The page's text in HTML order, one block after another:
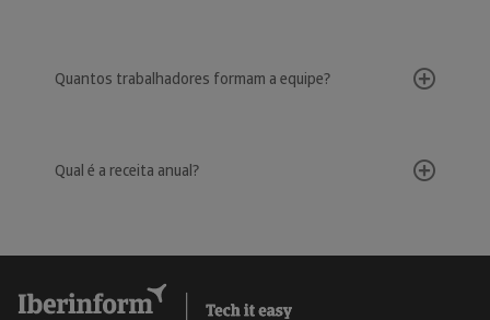
Quantos trabalhadores formam a equipe?
Qual é a receita anual?